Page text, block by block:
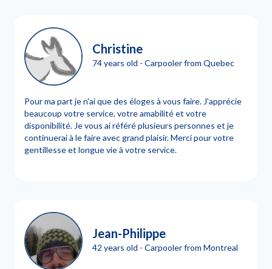
Christine
74 years old - Carpooler from Quebec
Pour ma part je n'ai que des éloges à vous faire. J'apprécie
beaucoup votre service, votre amabilité et votre
disponibilité. Je vous ai référé plusieurs personnes et je
continuerai à le faire avec grand plaisir. Merci pour votre
gentillesse et longue vie à votre service.
Jean-Philippe
42 years old - Carpooler from Montreal